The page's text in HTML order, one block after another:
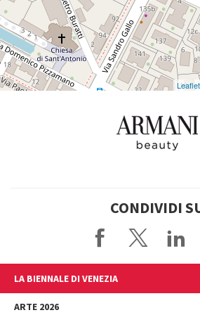
Leaflet
CONDIVIDI
LA BIENNALE DI VENEZIA
L'Istituzione
ARTE 2026